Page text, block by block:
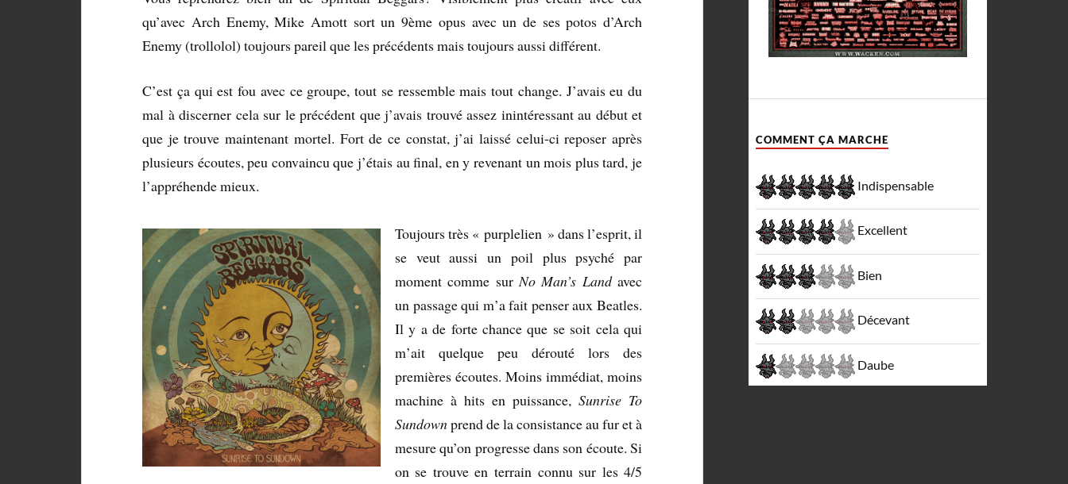
qu’avec Arch Enemy, Mike Amott sort un 9ème opus avec un de ses potos d’Arch
Enemy (trollolol) toujours pareil que les précédents mais toujours aussi différent.
C’est ça qui est fou avec ce groupe, tout se ressemble mais tout change. J’avais eu du
mal à discerner cela sur le précédent que j’avais trouvé assez inintéressant au début et
que je trouve maintenant mortel. Fort de ce constat, j’ai laissé celui-ci reposer après
plusieurs écoutes, peu convaincu que j’étais au final, en y revenant un mois plus tard, je
l’appréhende mieux.
Toujours très « purplelien » dans l’esprit, il
se veut aussi un poil plus psyché par
moment comme sur No Man’s Landavec
un passage qui m’a fait penser aux Beatles.
Il y a de forte chance que se soit cela qui
m’ait quelque peu dérouté lors des
premières écoutes. Moins immédiat, moins
machine à hits en puissance,Sunrise To
Sundownprend de la consistance au fur et à
mesure qu’on progresse dans son écoute. Si
on se trouve en terrain connu sur les 4/5
COMMENT ÇA MARCHE
Indispensable
Excellent
Bien
Décevant
Daube